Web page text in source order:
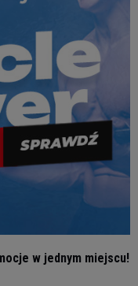
w jednym miejscu!